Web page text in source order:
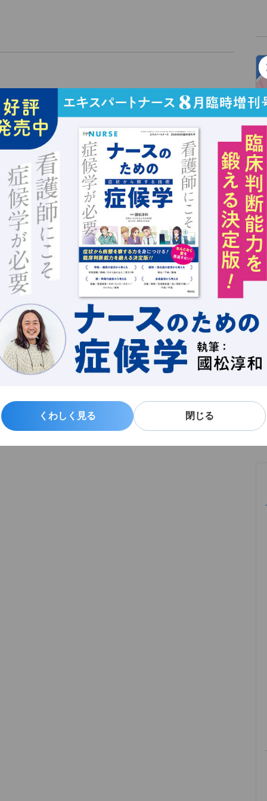
くわしく見る 閉じる
くわしく見る 閉じる
まれる。1951年日本赤十字女子専門学校（現在の
病院（現在の日本赤十字社医療センター）勤務。そ
在まで健和会臨床看護学研究所所長、2003年から日
月賞、2007年ナイチンゲール記章受章。著作は
事一覧